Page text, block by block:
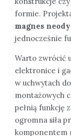
formie.
magnes
jednocześnie
Warto zwrócić
elektronice i
w uchwytach
montażowych
pełnią funkcję
ogromna siła
komponentem